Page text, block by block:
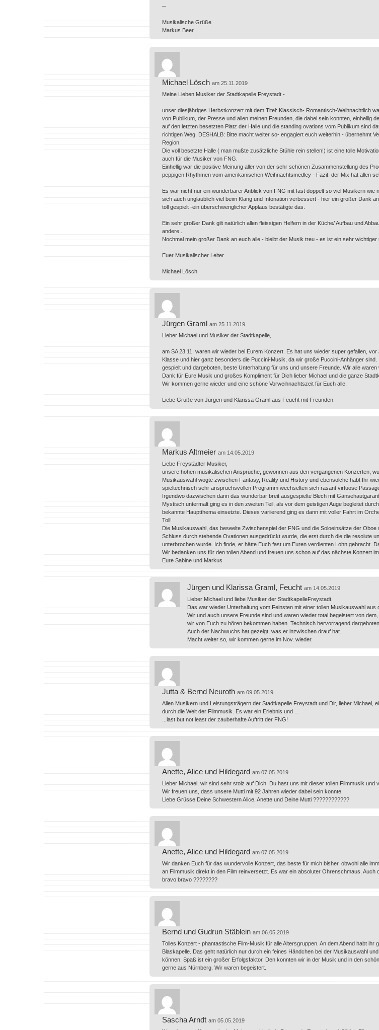
--
Musikalische Grüße
Markus Beer
Michael Lösch am 25.11.2019
Meine Lieben Musiker der Stadtkapelle Freystadt -
unser diesjähriges Herbstkonzert mit dem Titel: Klassisch- Romantisch-Weihnachtlich
von Publikum, der Presse und allen meinen Freunden, die dabei sein konnten, einhellig
auf den letzten besetzten Platz der Halle und die standing ovations vom Publikum sind
richtigen Weg. DESHALB: Bitte macht weiter so- engagiert euch weiterhin - übernehmt
Region.
Die voll besetzte Halle ( man mußte zusätzliche Stühle rein stellen!) ist eine tolle
auch für die Musiker von FNG.
Einhellig war die positive Meinung aller von der sehr schönen Zusammenstellung des
peppigen Rhythmen vom amerikanischen Weihnachtsmedley - Fazit: der Mix hat allen
Es war nicht nur ein wunderbarer Anblick von FNG mit fast doppelt so viel Musikern
sich auch unglaublich viel beim Klang und Intonation verbessert - hier ein großer Dank
toll gespielt -ein überschwenglicher Applaus bestätigte das.
Ein sehr großer Dank gilt natürlich allen fleissigen Helfern in der Küche/ Aufbau und
andere ..
Nochmal mein großer Dank an euch alle - bleibt der Musik treu - es ist ein sehr
Euer Musikalischer Leiter
Michael Lösch
Jürgen Graml am 25.11.2019
Lieber Michael und Musiker der Stadtkapelle,
am SA 23.11. waren wir wieder bei Eurem Konzert. Es hat uns wieder super gefallen,
Klasse und hier ganz besonders die Puccini-Musik, da wir große Puccini-Anhänger
gespielt und dargeboten, beste Unterhaltung für uns und unsere Freunde. Wir alle
Dank für Eure Musik und großes Kompliment für Dich lieber Michael und die ganze
Wir kommen gerne wieder und eine schöne Vorweihnachtszeit für Euch alle.
Liebe Grüße von Jürgen und Klarissa Graml aus Feucht mit Freunden.
Markus Altmeier am 14.05.2019
Liebe Freystädter Musiker,
unsere hohen musikalischen Ansprüche, gewonnen aus den vergangenen Konzerten,
Musikauswahl wogte zwischen Fantasy, Reality und History und ebensolche habt Ihr
spieltechnisch sehr anspruchsvollen Programm wechselten sich rasant virtuose
Irgendwo dazwischen dann das wunderbar breit ausgespielte Blech mit
Mystisch untermalt ging es in den zweiten Teil, als vor dem geistigen Auge begleitet
bekannte Hauptthema einsetzte. Dieses variierend ging es dann mit voller Fahrt im
Toll!
Die Musikauswahl, das beseelte Zwischenspiel der FNG und die Soloeinsätze der
Schluss durch stehende Ovationen ausgedrückt wurde, die erst durch die die resolute
unterbrochen wurde. Ich finde, er hätte Euch fast um Euren verdienten Lohn gebracht.
Wir bedanken uns für den tollen Abend und freuen uns schon auf das nächste Konzert
Eure Sabine und Markus
Jürgen und Klarissa Graml, Feucht am 14.05.2019
Lieber Michael und liebe Musiker der StadtkapelleFreystadt,
Das war wieder Unterhaltung vom Feinsten mit einer tollen Musikauswahl aus
Wir und auch unsere Freunde sind und waren wieder total begeistert von dem,
wir von Euch zu hören bekommen haben. Technisch hervorragend
Auch der Nachwuchs hat gezeigt, was er inzwischen drauf hat.
Macht weiter so, wir kommen gerne im Nov. wieder.
Jutta & Bernd Neuroth am 09.05.2019
Allen Musikern und Leistungsträgern der Stadtkapelle Freystadt und Dir, lieber Michael,
durch die Welt der Filmmusik. Es war ein Erlebnis und ...
...last but not least der zauberhafte Auftritt der FNG!
Anette, Alice und Hildegard am 07.05.2019
Lieber Michael, wir sind sehr stolz auf Dich. Du hast uns mit dieser tollen Filmmusik
Wir freuen uns, dass unsere Mutti mit 92 Jahren wieder dabei sein konnte.
Liebe Grüsse Deine Schwestern Alice, Anette und Deine Mutti ????????????
Anette, Alice und Hildegard am 07.05.2019
Wir danken Euch für das wundervolle Konzert, das beste für mich bisher, obwohl alle
an Filmmusik direkt in den Film reinversetzt. Es war ein absoluter Ohrenschmaus.
bravo bravo ????????
Bernd und Gudrun Stäblein am 06.05.2019
Tolles Konzert - phantastische Film-Musik für alle Altersgruppen. An dem Abend habt
Blaskapelle. Das geht natürlich nur durch ein feines Händchen bei der Musikauswahl
können. Spaß ist ein großer Erfolgsfaktor. Den konnten wir in der Musik und in den
gerne aus Nürnberg. Wir waren begeistert.
Sascha Arndt am 05.05.2019